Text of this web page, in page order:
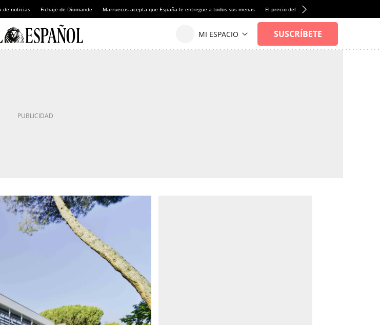
de noticias Fichaje de Diomande Marruecos acepta que España le entregue a todos sus menas El precio del alquiler de vivienda baja por